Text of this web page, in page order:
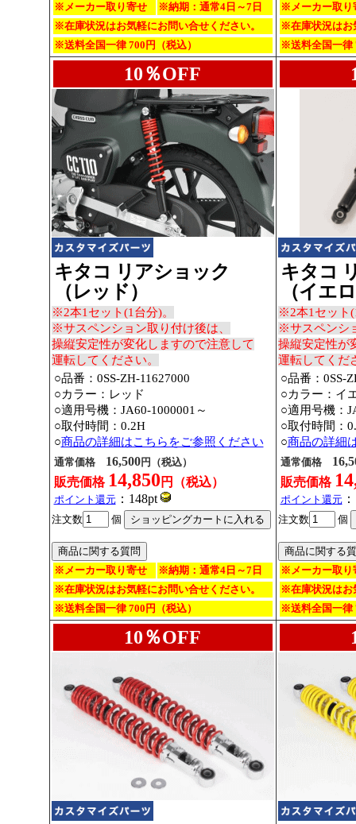
※メーカー取り寄せ
※納期：通常4日～7日
※在庫状況はお気軽にお問い合せください。
※送料全国一律 700円（税込）
※メーカー取り
※在庫状況はお
※送料全国一律
10％OFF
キタコ リアショック
（レッド）
※2本1セット(1台分)。
※サスペンション取り付け後は、
操縦安定性が変化しますので注意して
運転してください。
○品番：0SS-ZH-11627000
○カラー：レッド
○適用号機：JA60-1000001～
○取付時間：0.2H
○商品の詳細はこちらをご参照ください
通常価格 16,500円（税込）
販売価格 14,850 円（税込）
ポイント還元：148pt
注文数 個
※メーカー取り寄せ
※納期：通常4日～7日
※在庫状況はお気軽にお問い合せください。
※送料全国一律 700円（税込）
キタコ
（イエ
※2本1セット
※サスペンシ
操縦安定性が
運転してくだ
○品番：0SS-
○カラー：イ
○適用号機：
○取付時間：
○商品の詳細
通常価格
販売価格
ポイント還元
注文数 個
※メーカー取り
※在庫状況はお
※送料全国一律
10％OFF